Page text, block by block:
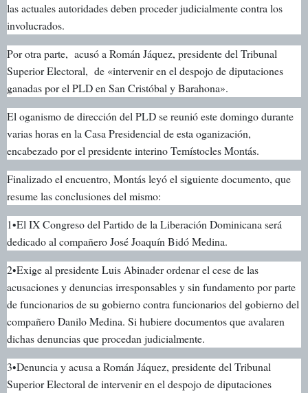
las actuales autoridades deben proceder judicialmente contra los
involucrados.
Por otra parte, acusó a Román Jáquez, presidente del Tribunal
Superior Electoral, de «intervenir en el despojo de diputaciones
ganadas por el PLD en San Cristóbal y Barahona».
El oganismo de dirección del PLD se reunió este domingo durante
varias horas en la Casa Presidencial de esta oganización,
encabezado por el presidente interino Temístocles Montás.
Finalizado el encuentro, Montás leyó el siguiente documento, que
resume las conclusiones del mismo:
1•El IX Congreso del Partido de la Liberación Dominicana será
dedicado al compañero José Joaquín Bidó Medina.
2•Exige al presidente Luis Abinader ordenar el cese de las
acusaciones y denuncias irresponsables y sin fundamento por parte
de funcionarios de su gobierno contra funcionarios del gobierno del
compañero Danilo Medina. Si hubiere documentos que avalaren
dichas denuncias que procedan judicialmente.
3•Denuncia y acusa a Román Jáquez, presidente del Tribunal
Superior Electoral de intervenir en el despojo de diputaciones